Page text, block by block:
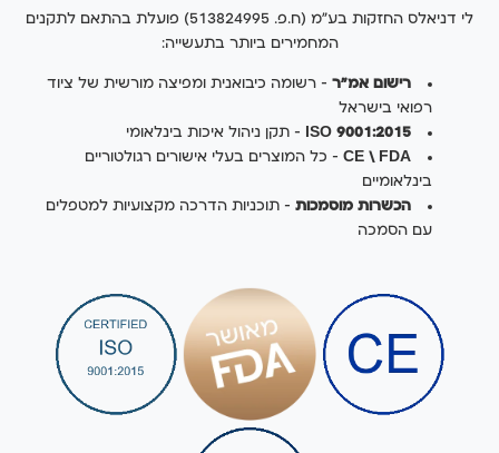
לי דניאלס החזקות בע"מ (ח.פ. 513824995) פועלת בהתאם לתקנים
המחמירים ביותר בתעשייה:
רישום אמ"ר — רשומה כיבואנית ומפיצה מורשית של ציוד
רפואי בישראל
ISO 9001:2015
— תקן ניהול איכות בינלאומי
CE \ FDA — כל המוצרים בעלי אישורים רגולטוריים
בינלאומיים
הכשרות מוסמכות — תוכניות הדרכה מקצועיות למטפלים
עם הסמכה